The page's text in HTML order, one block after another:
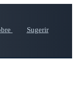
Sugerir